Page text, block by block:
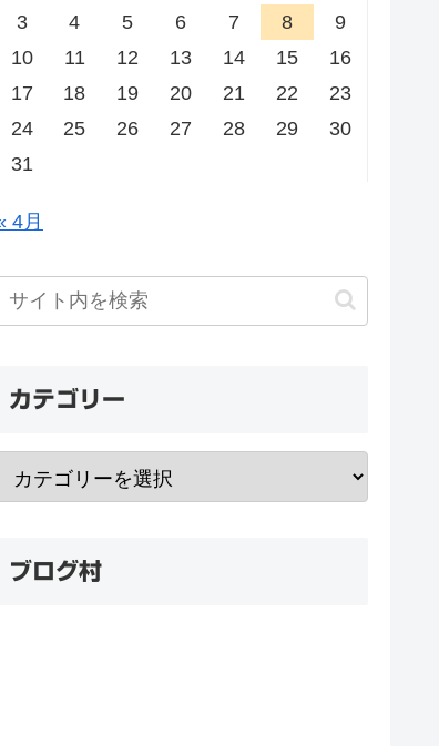
3
4 5 6 7 8
9
10
11 12 13 14 15
16
17
18 19 20 21 22
23
24
25 26 27 28 29
30
31
4月
カテゴリー
ブログ村